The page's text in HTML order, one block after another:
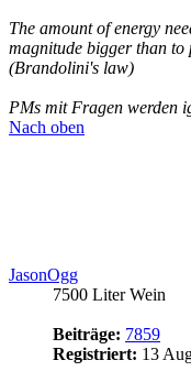
JasonOgg
7500 Liter Wein
Beiträge: 7859
Registriert:
Beitrag von
21:05Wer mit der
das Buch streng